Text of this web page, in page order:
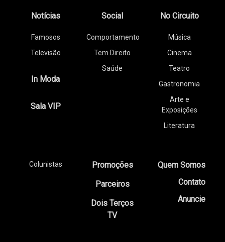
Notícias
Famosos
Televisão
In Moda
Sala VIP
Social
Comportamento
Tem Direito
Saúde
No Circuito
Música
Cinema
Teatro
Gastronomia
Arte e
Exposições
Literatura
Colunistas
Promoções
Parceiros
Dois Terços
TV
Quem Somos
Contato
Anuncie